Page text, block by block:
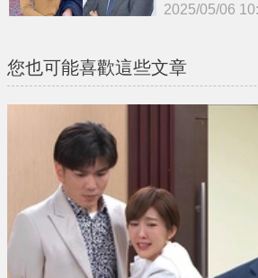
2025/05/06
您也可能喜歡這些文章